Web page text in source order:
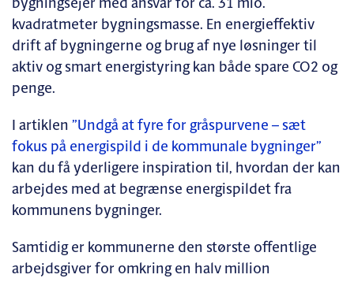
bygningsejer med ansvar for ca. 31 mio.
kvadratmeter bygningsmasse. En energieffektiv
drift af bygningerne og brug af nye løsninger til
aktiv og smart energistyring kan både spare CO2 og
penge.
I artiklen ”Undgå at fyre for gråspurvene – sæt
fokus på energispild i de kommunale bygninger”
kan du få yderligere inspiration til, hvordan der kan
arbejdes med at begrænse energispildet fra
kommunens bygninger.
Samtidig er kommunerne den største offentlige
arbejdsgiver for omkring en halv million